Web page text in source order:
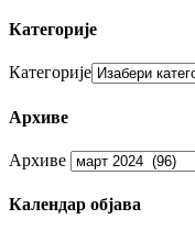
Категорије
Категорије
Архиве
Архиве
Календар објава